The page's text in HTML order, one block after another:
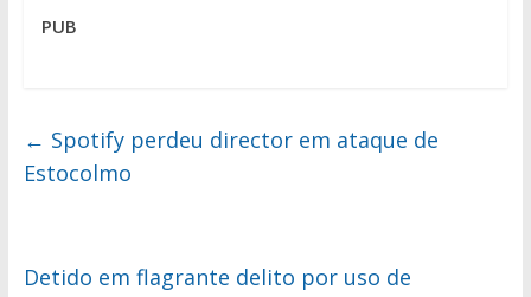
PUB
← Spotify perdeu director em ataque de
Estocolmo
Detido em flagrante delito por uso de